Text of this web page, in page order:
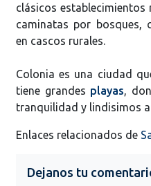
clásicos establecimientos
caminatas por bosques,
en cascos rurales.
Colonia es una ciudad
tiene grandes playas,
tranquilidad y lindisimos
Enlaces relacionados de
Dejanos tu